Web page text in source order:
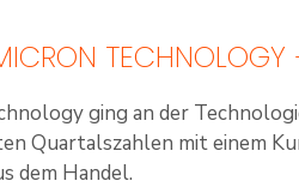
TECHNOLOGY
ging an der
Quartalszahlen mit einem
dem Handel.